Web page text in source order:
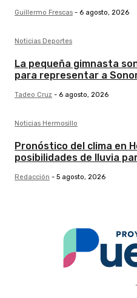
Guillermo Frescas - 6 agosto, 2026
Noticias Deportes
La pequeña gimnasta
para representar a
Tadeo Cruz - 6 agosto, 2026
Noticias Hermosillo
Pronóstico del clima en
posibilidades de lluvia
Redacción - 5 agosto, 2026
.